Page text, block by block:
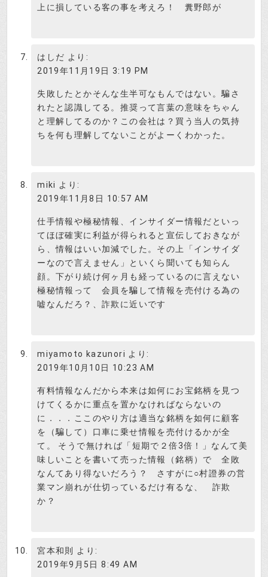
上に損している客の事を考えろ！ 糞野郎が
はしだ より:
2019年11月19日 3:19 PM
失敗したとかそんな生半可なもんではない。騙さ
れたと認識してる。推奨って言葉の意味をちゃん
と理解してるのか？この会社は？買う当人の気持
ちを何も理解してないことがよーくわかった。
miki より:
2019年11月8日 10:57 AM
仕手情報や極秘情報、インサイダー情報だといっ
てほぼ確実に利益が得られると宣伝しておきなが
ら、情報はいい加減でした。その上「インサイダ
ーなので言えません」といくら聞いても知らん
顔。下がり続け何ヶ月も経っているのに言えない
極秘情報って 会員を騙して情報を売付ける為の
嘘なんだろ？、詐欺に近いです
miyamoto kazunori より:
2019年10月10日 10:23 AM
有料情報なんだから本来は如何にお宝銘柄を見つ
けてくるかに重点を置かなければならないの
に．．．ここのやり方は適当な銘柄を如何に顧客
を（騙して）口車に乗せ情報を売付けるかが全
て。 そうで無ければ「短期で２倍3倍！」なんて美
味しいことを書いて売った情報（銘柄）で 全敗
なんてあり得ないだろう？ さすがに○村證券の営
業マン崩れが仕切っているだけ有るな、 詐欺
か？
宮本和則
より:
2019年9月5日 8:49 AM